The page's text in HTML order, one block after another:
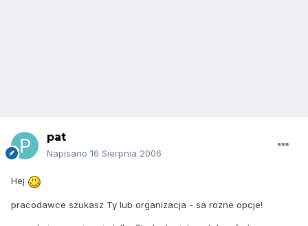
pat
Napisano 16 Sierpnia 2006
Hej
pracodawce szukasz Ty lub organizacja - sa rozne opcje!